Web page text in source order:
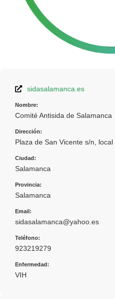
sidasalamanca.es
Nombre:
Comité Antisida de Salamanca
Dirección:
Plaza de San Vicente s/n,
Ciudad:
Salamanca
Provincia:
Salamanca
Email:
sidasalamanca@yahoo.es
Teléfono:
923219279
Enfermedad:
VIH